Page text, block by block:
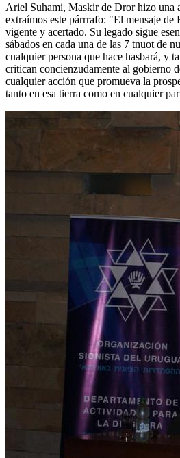
Ariel Suhami, Maskir de Dror hizo una
extraímos este párrrafo: "El mensaje de
vigente y acertado. Su legado sigue
sábados en cada una de las 7 tnuot de
cualquier persona que hace hasbará, y
critican concienzudamente al gobierno
cualquier acción que promueva la
tanto en esa tierra como en cualquier